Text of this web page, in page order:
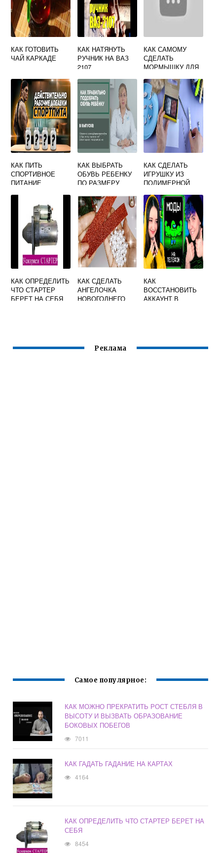
КАК ГОТОВИТЬ
ЧАЙ КАРКАДЕ
КАК НАТЯНУТЬ
РУЧНИК НА ВАЗ
2107
КАК САМОМУ
СДЕЛАТЬ
МОРМЫШКУ ДЛЯ
РЫБАЛКИ
КАК ПИТЬ
СПОРТИВНОЕ
ПИТАНИЕ
КАК ВЫБРАТЬ
ОБУВЬ РЕБЕНКУ
ПО РАЗМЕРУ
КАК СДЕЛАТЬ
ИГРУШКУ ИЗ
ПОЛИМЕРНОЙ
КАК ОПРЕДЕЛИТЬ
ЧТО СТАРТЕР
БЕРЕТ НА СЕБЯ
КАК СДЕЛАТЬ
АНГЕЛОЧКА
НОВОГОДНЕГО
КАК
ВОССТАНОВИТЬ
АККАУНТ В
Реклама
Самое популярное:
КАК МОЖНО ПРЕКРАТИТЬ РОСТ СТЕБЛЯ В
ВЫСОТУ И ВЫЗВАТЬ ОБРАЗОВАНИЕ
БОКОВЫХ ПОБЕГОВ
7011
КАК ГАДАТЬ ГАДАНИЕ НА КАРТАХ
4164
КАК ОПРЕДЕЛИТЬ ЧТО СТАРТЕР БЕРЕТ НА
СЕБЯ
8454